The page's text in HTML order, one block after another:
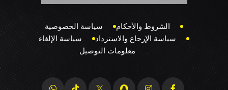
الشروط والأحكام
سياسة الخصوصية
سياسة الإرجاع والاسترداد
سياسة الإلغاء
معلومات التوصيل